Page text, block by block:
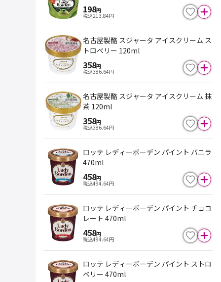
198円
税込213.84円
名古屋製酪 スジャータ アイスクリーム ス
トロベリー 120ml
358円
税込386.64円
名古屋製酪 スジャータ アイスクリーム 抹
茶 120ml
358円
税込386.64円
ロッテ レディーボーデン パイント バニラ
470ml
458円
税込494.64円
ロッテ レディーボーデン パイント チョコ
レート 470ml
458円
税込494.64円
ロッテ レディーボーデン パイント ストロ
ベリー 470ml